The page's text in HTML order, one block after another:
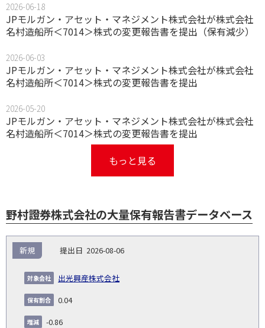
2026-06-18
JPモルガン・アセット・マネジメント株式会社が株式会社
名村造船所＜7014＞株式の変更報告書を提出（保有減少）
2026-06-03
JPモルガン・アセット・マネジメント株式会社が株式会社
名村造船所＜7014＞株式の変更報告書を提出
2026-05-20
JPモルガン・アセット・マネジメント株式会社が株式会社
名村造船所＜7014＞株式の変更報告書を提出
もっと見る
野村證券株式会社の大量保有報告書データベース
NO.
告
義
務
発
生
日
出
コー
象
2026-08-06
出光興産株式会社
新規
0.04
-0.86